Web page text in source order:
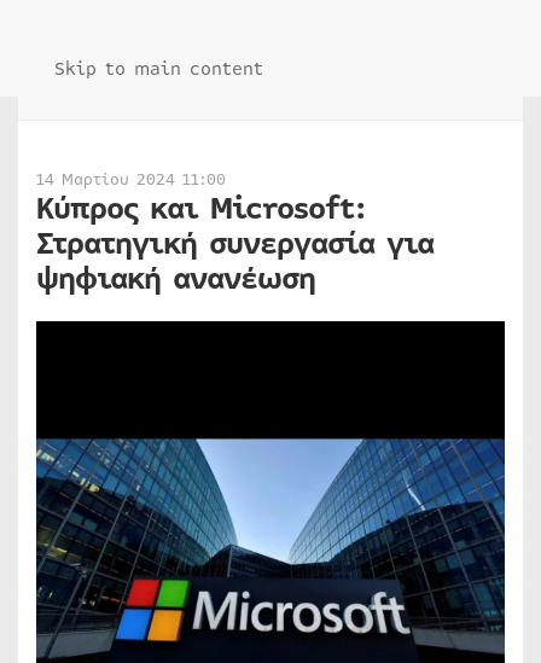
Skip to main content
14 Μαρτίου 2024 11:00
Κύπρος και Microsoft:
Στρατηγική συνεργασία για
ψηφιακή ανανέωση